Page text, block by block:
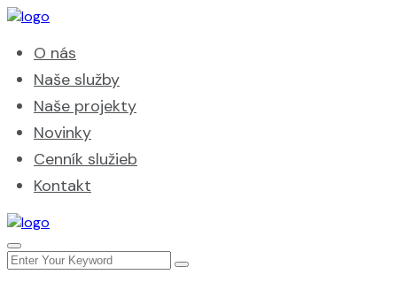
O nás
Naše služby
Naše projekty
Novinky
Cenník služieb
Kontakt